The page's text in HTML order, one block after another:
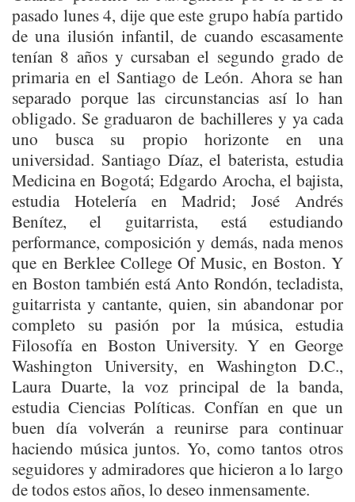
pasado lunes 4, dije que este grupo había partido
de una ilusión infantil, de cuando escasamente
tenían 8 años y cursaban el segundo grado de
primaria en el Santiago de León. Ahora se han
separado porque las circunstancias así lo han
obligado. Se graduaron de bachilleres y ya cada
uno busca su propio horizonte en una
universidad. Santiago Díaz, el baterista, estudia
Medicina en Bogotá; Edgardo Arocha, el bajista,
estudia Hotelería en Madrid; José Andrés
Benítez, el guitarrista, está estudiando
performance, composición y demás, nada menos
que en Berklee College Of Music, en Boston. Y
en Boston también está Anto Rondón, tecladista,
guitarrista y cantante, quien, sin abandonar por
completo su pasión por la música, estudia
Filosofía en Boston University. Y en George
Washington University, en Washington D.C.,
Laura Duarte, la voz principal de la banda,
estudia Ciencias Políticas. Confían en que un
buen día volverán a reunirse para continuar
haciendo música juntos. Yo, como tantos otros
seguidores y admiradores que hicieron a lo largo
de todos estos años, lo deseo inmensamente.